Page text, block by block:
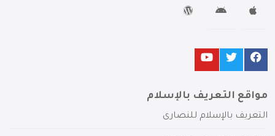
مواقع التعريف بالإسلام
التعريف بالإسلام للنصارى